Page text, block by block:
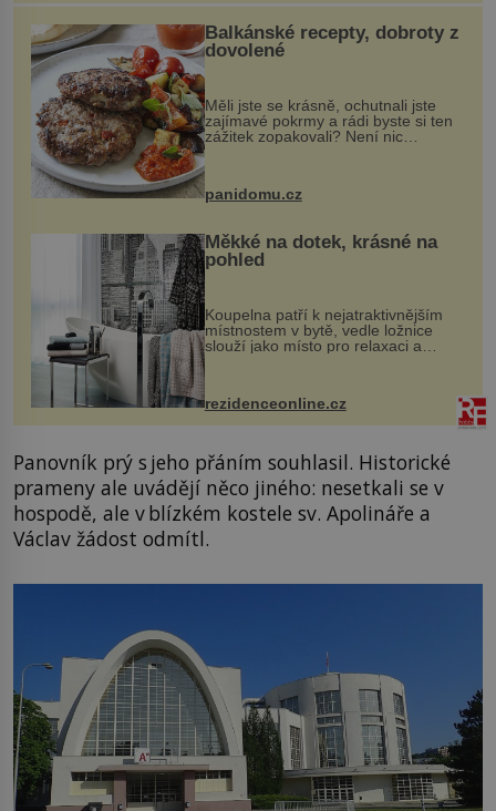
Balkánské recepty, dobroty z
dovolené
Měli jste se krásně, ochutnali jste
zajímavé pokrmy a rádi byste si ten
zážitek zopakovali? Není nic
snazšího. Pljeskavica (10 porcí)
Možná jste ji ochutnali na dovolené v
panidomu.cz
Měkké na dotek, krásné na
pohled
Koupelna patří k nejatraktivnějším
místnostem v bytě, vedle ložnice
slouží jako místo pro relaxaci a
odpočinek. Koupelnový textil –
ručníky, osušky a koberečky –
mohou jako mávnutím kouzelného
proutku...
rezidenceonline.cz
Panovník prý s jeho přáním souhlasil. Historické
prameny ale uvádějí něco jiného: nesetkali se v
hospodě, ale v blízkém kostele sv. Apolináře a
Václav žádost odmítl.